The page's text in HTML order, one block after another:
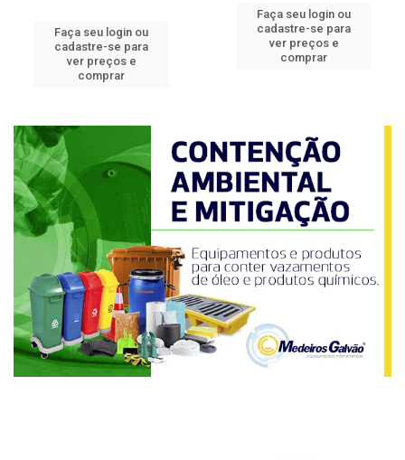
Faça seu login ou
cadastre-se para
ver preços e
comprar
Faça seu login ou
cadastre-se para
ver preços e
comprar